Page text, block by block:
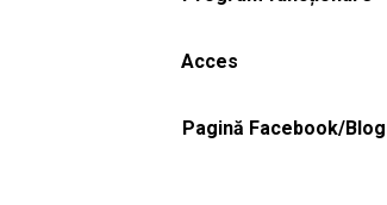
Acces
Pagină Facebook/Blog